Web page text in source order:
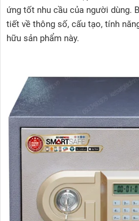
ứng tốt nhu cầu của người dùng.
tiết về thông số, cấu tạo, tính
hữu sản phẩm này.